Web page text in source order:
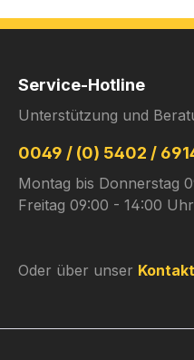
Service-Hotline
Unterstützung und
0049 / (0) 5402 /
Montag bis Donnerstag
Freitag 09:00 - 14:00 Uhr
Oder über unser